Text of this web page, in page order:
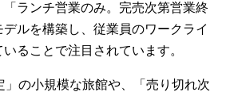
ランチ営業のみ。完売次第営業終
ルを構築し、従業員のワークライ
ることで注目されています。
」の小規模な旅館や、「売り切れ次